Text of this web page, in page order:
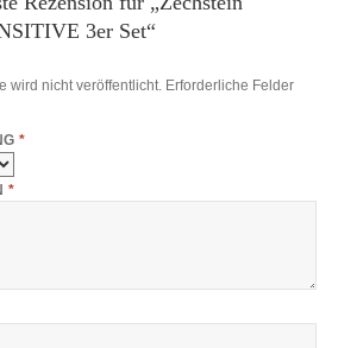
3er Set“
wird nicht veröffentlicht. Erforderliche Felder
*
*